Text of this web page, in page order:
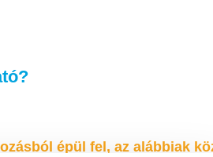
épül fel, az alábbiak